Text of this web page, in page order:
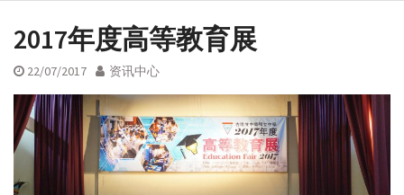
2017年度高等教育展
22/07/2017 资讯中心